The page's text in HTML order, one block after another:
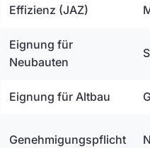
Effizienz (JAZ)
Eignung für
Neubauten
Eignung für Altbau
Genehmigungspflicht